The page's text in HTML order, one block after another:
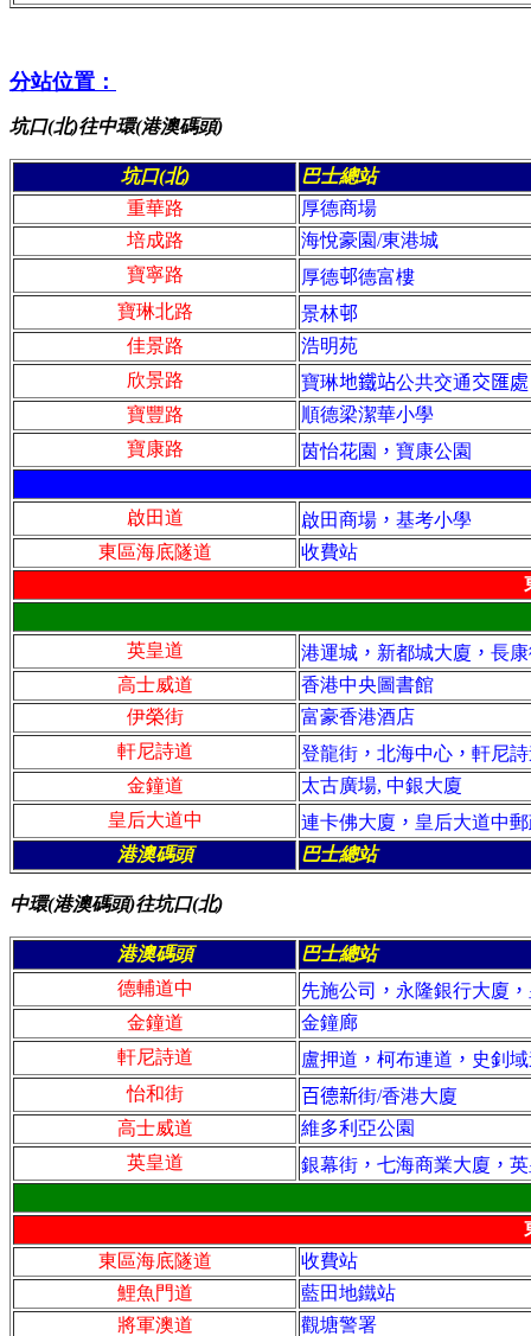
分站位置：
坑口(北)往中環(港澳碼頭)
坑口(北)
巴士總站
重華路
厚德商場
培成路
海悅豪園/東港城
寶寧路
厚德邨德富樓
寶琳北路
景林邨
佳景路
浩明苑
欣景路
寶琳地鐵站公共交通交匯處
寶豐路
順德梁潔華小學
寶康路
茵怡花園 ， 寶康公園
啟田道 啟田商場 ， 基考小學
東區海底隧道
收費站
英皇道 港運城 ， 新都城大廈 ， 長
高士威道
香港中央圖書館
伊榮街
富豪香港酒店
軒尼詩道
登龍街 ， 北海中心 ， 軒尼
金鐘道
太古廣場, 中銀大廈
皇后大道中
連卡佛大廈 ， 皇后大道中
港澳碼頭
巴士總站
中環(港澳碼頭)往坑口(北)
港澳碼頭
巴士總站
德輔道中
先施公司 ， 永隆銀行大廈 ，
金鐘道
金鐘廊
軒尼詩道
盧押道 ， 柯布連道 ， 史釗
怡和街
百德新街/香港大廈
高士威道
維多利亞公園
英皇道
銀幕街 ， 七海商業大廈 ，
東區海底隧道
收費站
鯉魚門道
藍田地鐵站
將軍澳道
觀塘警署